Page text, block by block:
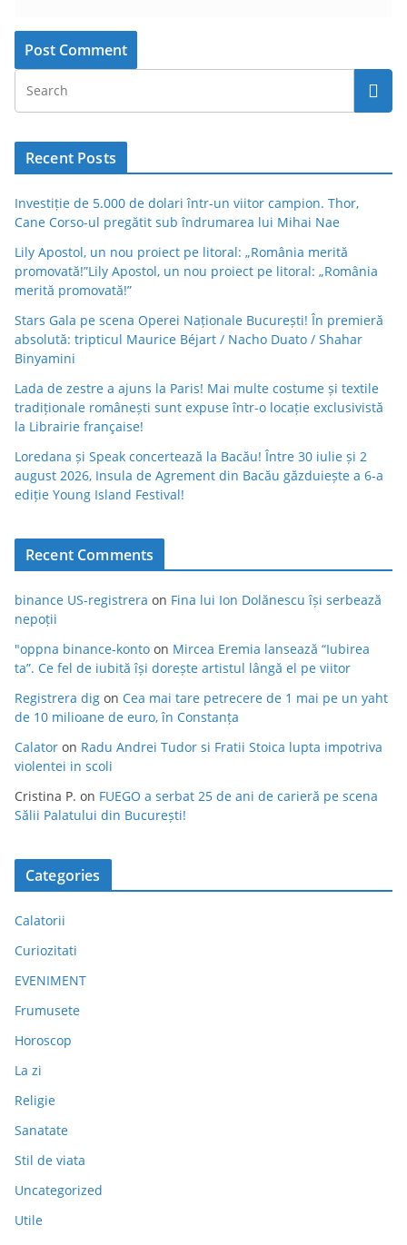
Recent Posts
Investiție de 5.000 de dolari într-un viitor campion. Thor,
Cane Corso-ul pregătit sub îndrumarea lui Mihai Nae
Lily Apostol, un nou proiect pe litoral: „România merită
promovată!”Lily Apostol, un nou proiect pe litoral: „România
merită promovată!”
Stars Gala pe scena Operei Naționale București! În premieră
absolută: tripticul Maurice Béjart / Nacho Duato / Shahar
Binyamini
Lada de zestre a ajuns la Paris! Mai multe costume și textile
tradiționale românești sunt expuse într-o locație exclusivistă
la Librairie française!
Loredana și Speak concertează la Bacău! Între 30 iulie și 2
august 2026, Insula de Agrement din Bacău găzduiește a 6-a
ediție Young Island Festival!
Recent Comments
binance US-registrera on Fina lui Ion Dolănescu își serbează
nepoții
"oppna binance-konto on Mircea Eremia lansează “Iubirea
ta”. Ce fel de iubită își dorește artistul lângă el pe viitor
Registrera dig on Cea mai tare petrecere de 1 mai pe un yaht
de 10 milioane de euro, în Constanța
Calator on Radu Andrei Tudor si Fratii Stoica lupta impotriva
violentei in scoli
Cristina P. on FUEGO a serbat 25 de ani de carieră pe scena
Sălii Palatului din București!
Categories
Calatorii
Curiozitati
EVENIMENT
Frumusete
Horoscop
La zi
Religie
Sanatate
Stil de viata
Uncategorized
Utile